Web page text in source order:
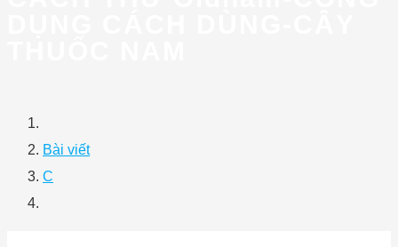
Bài viết
C